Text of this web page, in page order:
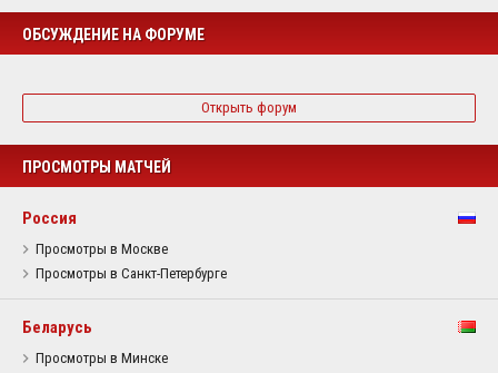
ОБСУЖДЕНИЕ НА ФОРУМЕ
Открыть форум
ПРОСМОТРЫ МАТЧЕЙ
Россия
Просмотры в Москве
Просмотры в Санкт-Петербурге
Беларусь
Просмотры в Минске